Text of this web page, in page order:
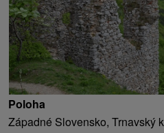
Poloha
Západné Slovensko, Trnavský